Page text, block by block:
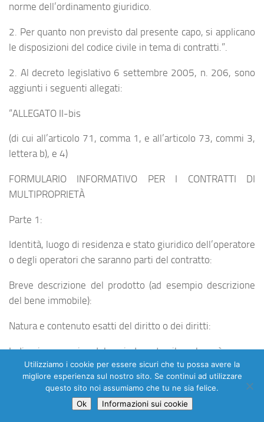
norme dell’ordinamento giuridico.
2. Per quanto non previsto dal presente capo, si applicano
le disposizioni del codice civile in tema di contratti.”.
2. Al decreto legislativo 6 settembre 2005, n. 206, sono
aggiunti i seguenti allegati:
“ALLEGATO II-bis
(di cui all’articolo 71, comma 1, e all’articolo 73, commi 3,
lettera b), e 4)
FORMULARIO INFORMATIVO PER I CONTRATTI DI
MULTIPROPRIETÀ
Parte 1:
Identità, luogo di residenza e stato giuridico dell’operatore
o degli operatori che saranno parti del contratto:
Breve descrizione del prodotto (ad esempio descrizione
del bene immobile):
Natura e contenuto esatti del diritto o dei diritti:
Indicazione precisa del periodo entro il quale può essere
esercitato il diritto oggetto del contratto ed
eventualmente la sua durata:
Data a partire dalla quale il consumatore potrà esercitare il
Utilizziamo i cookie per essere sicuri che tu possa avere la
migliore esperienza sul nostro sito. Se continui ad utilizzare
questo sito noi assumiamo che tu ne sia felice.
Ok
Informazioni sui cookie